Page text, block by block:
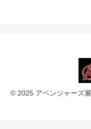
© 2025 アベンジャーズ